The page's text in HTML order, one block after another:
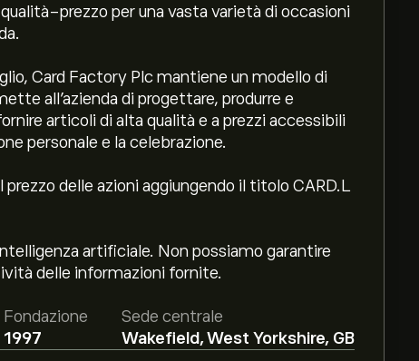
prezzo per una vasta varietà di occasioni
Card Factory Plc mantiene un modello di
all'azienda di progettare, produrre e
articoli di alta qualità e a prezzi accessibili
personale e la celebrazione.
delle azioni aggiungendo il titolo CARD.L
artificiale. Non possiamo garantire
delle informazioni fornite.
Fondazione
1997
Sede centrale
Wakefield, West Yorkshire, GB